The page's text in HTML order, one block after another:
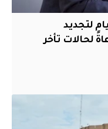
يوجه بمنح (7) أيام لتجديد
لحالات تأخر